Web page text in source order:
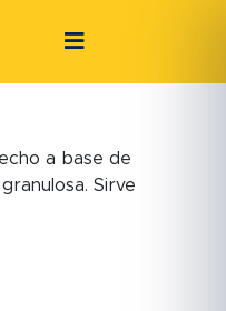
a base de
Sirve